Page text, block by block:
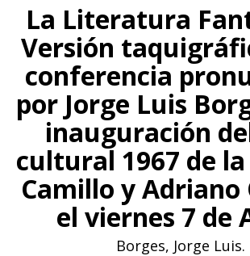
La Literatura
Versión
conferencia
por Jorge Luis
inauguración
cultural 1967 de la
Camillo y
el viernes 7 de
Borges, Jorge Luis.